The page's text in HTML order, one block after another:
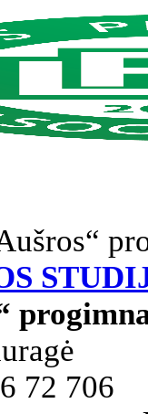
72 706